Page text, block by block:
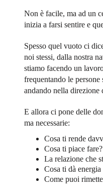
Non è facile, ma ad un
inizia a farsi sentire e
Spesso quel vuoto ci
noi stessi, dalla nostra
stiamo facendo un
frequentando le
andando nella direzione
E allora ci pone delle
ma necessarie:
Cosa ti rende
Cosa ti piace fare?
La relazione che
Cosa ti dà
Come puoi